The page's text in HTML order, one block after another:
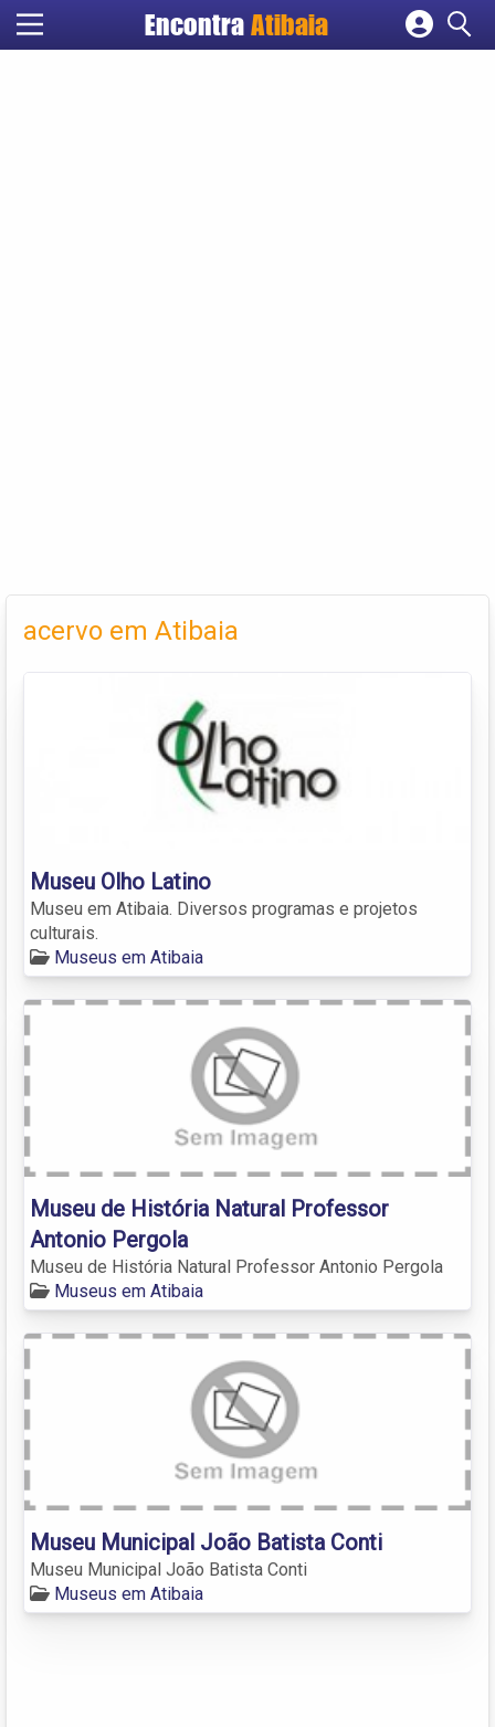
Encontra Atibaia
acervo em Atibaia
Museu Olho Latino
Museu em Atibaia. Diversos programas e projetos
culturais.
Museus em Atibaia
Museu de História Natural Professor
Antonio Pergola
Museu de História Natural Professor Antonio Pergola
Museus em Atibaia
Museu Municipal João Batista Conti
Museu Municipal João Batista Conti
Museus em Atibaia